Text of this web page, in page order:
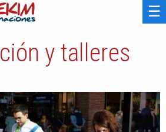
☰
y talleres